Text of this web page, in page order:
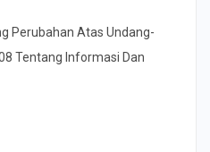
Perubahan Atas Undang-
Tentang Informasi Dan